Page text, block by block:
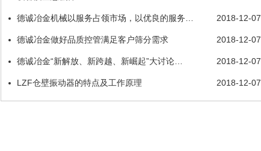
2018-12-07
德诚冶金机械以服务占领市场，以优良的服务…
2018-12-07
德诚冶金做好品质控管满足客户筛分需求
2018-12-07
德诚冶金“新解放、新跨越、新崛起”大讨论…
2018-12-07
LZF仓壁振动器的特点及工作原理